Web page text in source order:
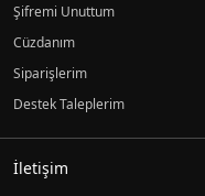
Şifremi Unuttum
Cüzdanım
Siparişlerim
Destek Taleplerim
İletişim